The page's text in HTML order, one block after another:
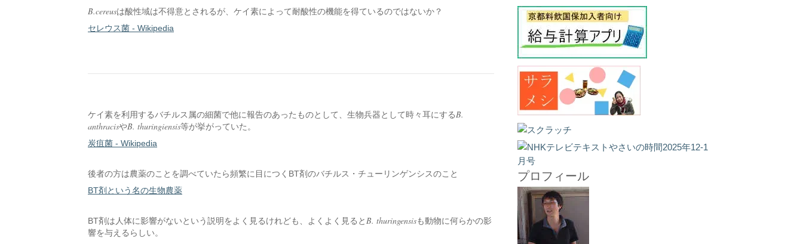
B.cereusは酸性域は不得意とされるが、ケイ素によって耐酸性の機能を得ているのではないか？
セレウス菌 - Wikipedia
ケイ素を利用するバチルス属の細菌で他に報告のあったものとして、生物兵器として時々耳にするB.
anthracisやB. thuringiensis等が挙がっていた。
炭疽菌 - Wikipedia
後者の方は農薬のことを調べていたら頻繁に目につくBT剤のバチルス・チューリンゲンシスのこと
BT剤という名の生物農薬
BT剤は人体に影響がないという説明をよく見るけれども、よくよく見るとB. thuringensisも動物に何らかの影
響を与えるらしい。
プロフィール